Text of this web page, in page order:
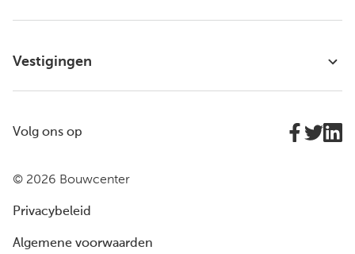
Vestigingen
© 2026 Bouwcenter
Privacybeleid
Algemene voorwaarden
Volg ons op